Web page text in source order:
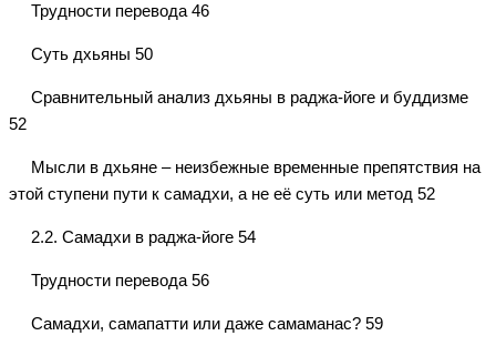
Трудности перевода 46
Суть дхьяны 50
Сравнительный анализ дхьяны в раджа-йоге и буддизме
52
Мысли в дхьяне – неизбежные временные препятствия на
этой ступени пути к самадхи, а не её суть или метод 52
2.2. Самадхи в раджа-йоге 54
Трудности перевода 56
Самадхи, самапатти или даже самаманас? 59